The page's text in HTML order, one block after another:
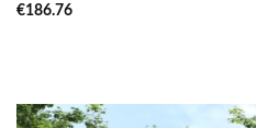
€186.76